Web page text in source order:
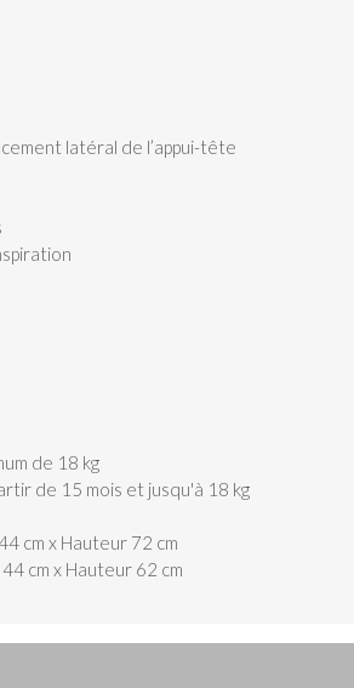
latéral de l’appui-tête
de 18 kg
de 15 mois et jusqu'à 18 kg
cm x Hauteur 72 cm
cm x Hauteur 62 cm